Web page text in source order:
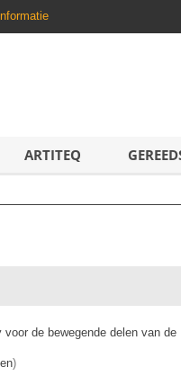
ARTITEQ
de bewegende delen van
)